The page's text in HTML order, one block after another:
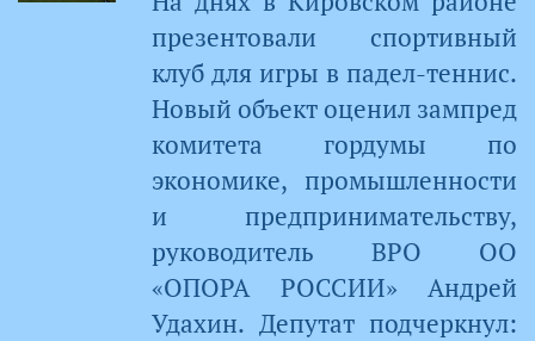
презентовали спортивный
клуб для игры в падел-теннис.
Новый объект оценил зампред
комитета гордумы по
экономике, промышленности
и предпринимательству,
руководитель ВРО ОО
«ОПОРА РОССИИ» Андрей
Удахин. Депутат подчеркнул: